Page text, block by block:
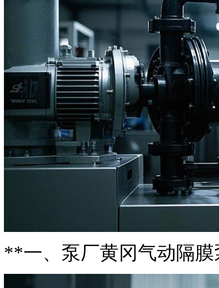
**一、泵厂黄冈气动隔